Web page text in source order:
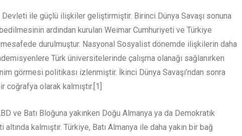
ile güçlü ilişkiler geliştirmiştir. Birinci Dünya Savaşı sonuna
ardından kurulan Weimar Cumhuriyeti ve Türkiye
durulmuştur. Nasyonal Sosyalist dönemde ilişkilerin daha
Türk üniversitelerinde çalışma olanağı sağlanırken
görmesi politikası izlenmiştir. İkinci Dünya Savaşı’ndan sonra
coğrafya olarak kalmıştır.[1]
ve Batı Bloğuna yakınken Doğu Almanya ya da Demokratik
kalmıştır. Türkiye, Batı Almanya ile daha yakın bir bağ